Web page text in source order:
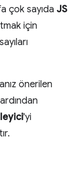
çok sayıda JS
için
önerilen
'yi